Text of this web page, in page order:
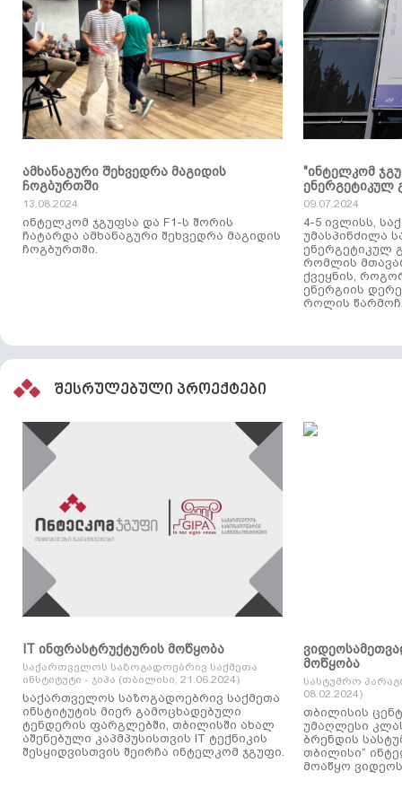
ამხანაგური შეხვედრა მაგიდის
ჩოგბურთში
13.08.2024
ინტელკომ ჯგუფსა და F1-ს შორის
ჩატარდა ამხანაგური შეხვედრა მაგიდის
ჩოგბურთში.
"ინტელკომ
ენერგეტიკულ
09.07.2024
4-5 ივლისს,
უმასპინძილა
ენერგეტიკულ
რომლის
ქვეყნის,
ენერგიის
როლის
შესრულებული პროექტები
IT ინფრასტრუქტურის მოწყობა
საქართველოს საზოგადოებრივ საქმეთა
ინსტიტუტი - ჯიპა (თბილისი, 21.06.2024)
საქართველოს საზოგადოებრივ საქმეთა
ინსტიტუტის მიერ გამოცხადებული
ტენდერის ფარგლებში, თბილისში ახალ
აშენებული კაპმპუსისთვის IT ტექნიკის
შესყიდვისთვის შეირჩა ინტელკომ ჯგუფი.
მოწყობა
სასტუმრო
08.02.2024)
თბილისის
უმაღლესი
ბრენდის
თბილისი“
მოაწყო